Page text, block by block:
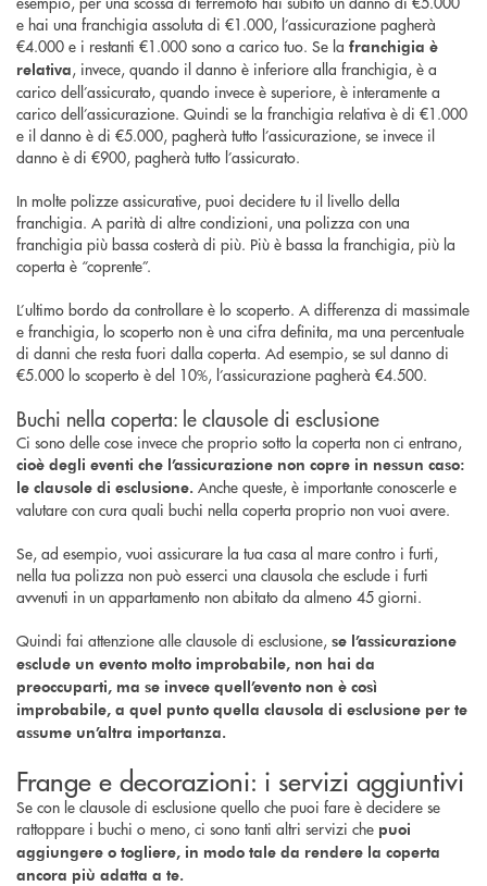
e hai una franchigia assoluta di €1.000, l’assicurazione pagherà
€4.000 e i restanti €1.000 sono a carico tuo. Se la franchigia è
relativa, invece, quando il danno è inferiore alla franchigia, è a
carico dell’assicurato, quando invece è superiore, è interamente a
carico dell’assicurazione. Quindi se la franchigia relativa è di €1.000
e il danno è di €5.000, pagherà tutto l’assicurazione, se invece il
danno è di €900, pagherà tutto l’assicurato.
In molte polizze assicurative, puoi decidere tu il livello della
franchigia. A parità di altre condizioni, una polizza con una
franchigia più bassa costerà di più. Più è bassa la franchigia, più la
coperta è “coprente”.
L’ultimo bordo da controllare è lo scoperto. A differenza di massimale
e franchigia, lo scoperto non è una cifra definita, ma una percentuale
di danni che resta fuori dalla coperta. Ad esempio, se sul danno di
€5.000 lo scoperto è del 10%, l’assicurazione pagherà €4.500.
Buchi nella coperta: le clausole di esclusione
Ci sono delle cose invece che proprio sotto la coperta non ci entrano,
cioè degli eventi che l’assicurazione non copre in nessun caso:
le clausole di esclusione. Anche queste, è importante conoscerle e
valutare con cura quali buchi nella coperta proprio non vuoi avere.
Se, ad esempio, vuoi assicurare la tua casa al mare contro i furti,
nella tua polizza non può esserci una clausola che esclude i furti
avvenuti in un appartamento non abitato da almeno 45 giorni.
Quindi fai attenzione alle clausole di esclusione, se l’assicurazione
esclude un evento molto improbabile, non hai da
preoccuparti, ma se invece quell’evento non è così
improbabile, a quel punto quella clausola di esclusione per te
assume un’altra importanza.
Frange e decorazioni: i servizi aggiuntivi
Se con le clausole di esclusione quello che puoi fare è decidere se
rattoppare i buchi o meno, ci sono tanti altri servizi che puoi
aggiungere o togliere, in modo tale da rendere la coperta
ancora più adatta a te.